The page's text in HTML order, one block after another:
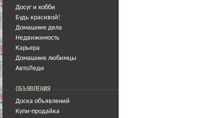
Досуг и хобби
Будь красивой!
Домашние дела
Недвижимость
Карьера
Домашние любимцы
АвтоЛеди
ОБЪЯВЛЕНИЯ
Доска объявлений
Купи-продайка